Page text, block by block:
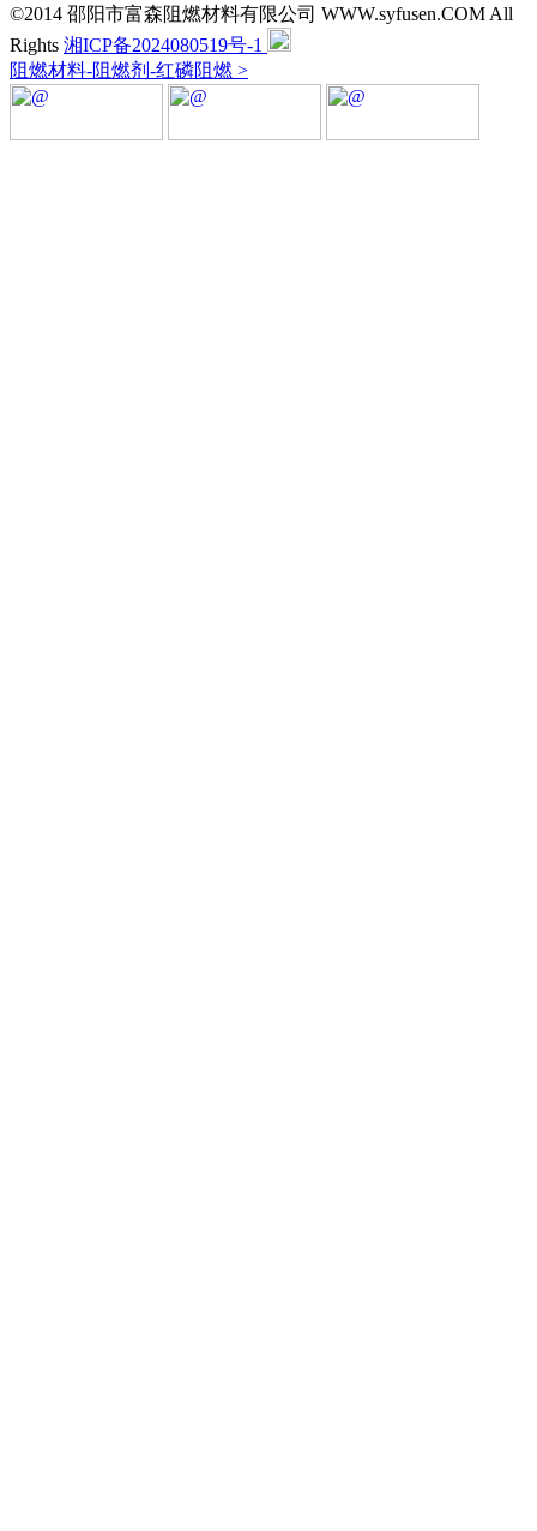
©2014 邵阳市富森阻燃材料有限公司 WWW.syfusen.COM All
Rights 湘ICP备2024080519号-1
阻燃材料-阻燃剂-红磷阻燃 >